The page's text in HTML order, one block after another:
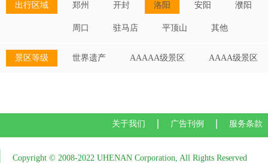
出行区域 郑州 开封 洛阳 安阳 濮阳
周口 驻马店 平顶山 其他
景区等级 世界遗产 AAAAA级景区 AAAA级景区
关于我们 广告刊例 服务条款
Copyright © 2008-2022 UHENAN Corporation, All Rights Reserved